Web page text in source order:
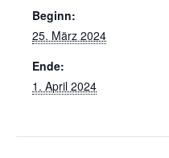
Beginn:
25. März 2024
Ende:
1. April 2024